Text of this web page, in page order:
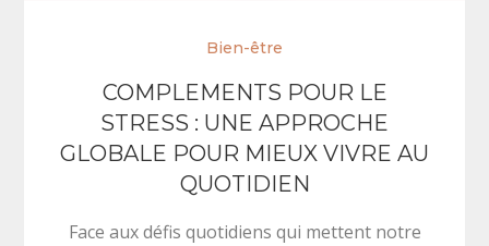
Bien-être
COMPLEMENTS POUR LE
STRESS : UNE APPROCHE
GLOBALE POUR MIEUX VIVRE AU
QUOTIDIEN
Face aux défis quotidiens qui mettent notre